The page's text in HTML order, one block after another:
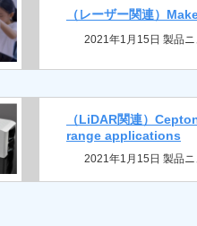
（レーザー関連）
2021年1月15日 製品ニ
（LiDAR関連）
range applications
2021年1月15日 製品ニ